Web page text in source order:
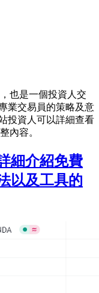
也是一個投資人交
業交易員的策略及意
投資人可以詳細查看
內容。
細介紹免費
以及工具的